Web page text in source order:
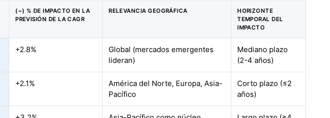
(~) % DE IMPACTO EN LA
PREVISIÓN DE LA CAGR
RELEVANCIA GEOGRÁFICA
HORIZONTE
TEMPORAL DEL
IMPACTO
+2.8%
Global (mercados emergentes
lideran)
Mediano plazo
(2-4 años)
+2.1%
América del Norte, Europa, Asia-
Pacífico
Corto plazo (≤2
años)